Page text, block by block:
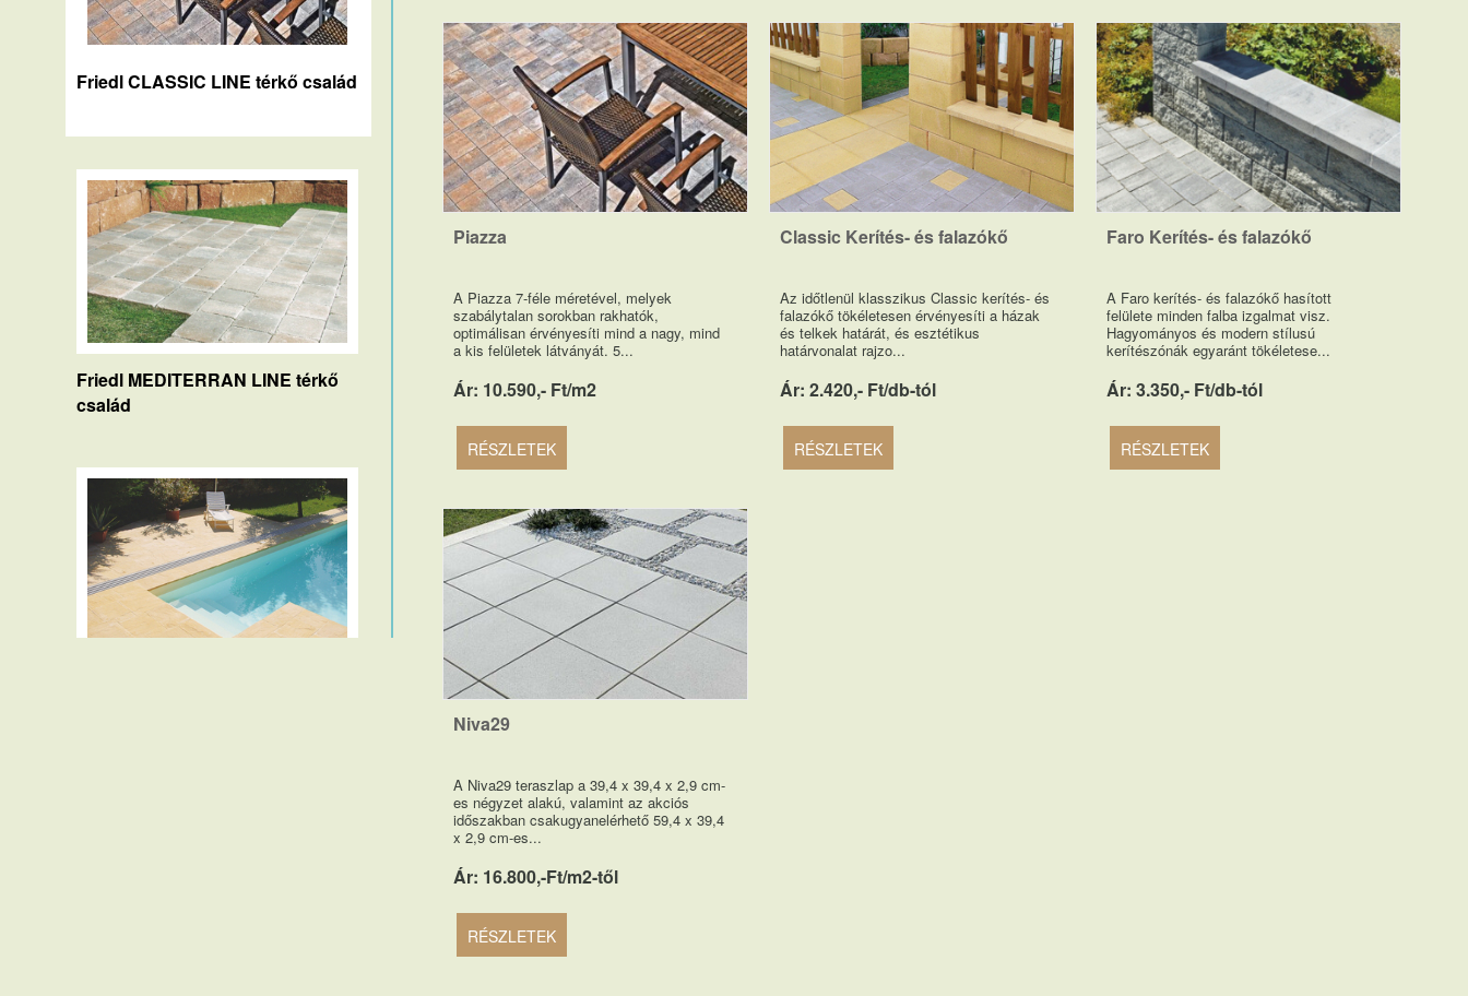
Friedl CLASSIC LINE térkő család
Friedl MEDITERRAN LINE térkő
család
Piazza
A Piazza 7-féle méretével, melyek
szabálytalan sorokban rakhatók,
optimálisan érvényesíti mind a nagy, mind
a kis felületek látványát. 5...
Ár: 10.590,- Ft/m2
RÉSZLETEK
Classic Kerítés- és falazókő
Az időtlenül klasszikus Classic kerítés- és
falazókő tökéletesen érvényesíti a házak
és telkek határát, és esztétikus
határvonalat rajzo...
Ár: 2.420,- Ft/db-tól
RÉSZLETEK
Faro Kerítés- és falazókő
A Faro kerítés- és falazókő hasított
felülete minden falba izgalmat visz.
Hagyományos és modern stílusú
kerítészónák egyaránt tökéletese...
Ár: 3.350,- Ft/db-tól
RÉSZLETEK
Niva29
A Niva29 teraszlap a 39,4 x 39,4 x 2,9 cm-
es négyzet alakú, valamint az akciós
időszakban csakugyanelérhető 59,4 x 39,4
x 2,9 cm-es...
Ár: 16.800,-Ft/m2-től
RÉSZLETEK